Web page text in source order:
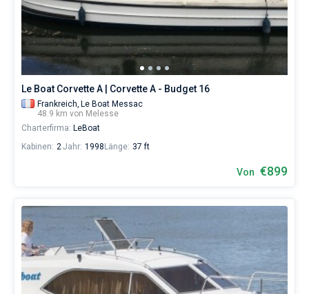
Skipper
das
chartern
verwalten.
Im
Sailica-
Katalog
der
Angebote
Melesse
von
sowohl
Le Boat Corvette A | Corvette A - Budget 16
Frankreich, Le Boat Messac
48.9 km von Melesse
Charterfirma: LeBoat
Kabinen: 2Jahr: 1998 Länge: 37 ft
Von €899
Kapitan
Zeige Ergebnisse(0)